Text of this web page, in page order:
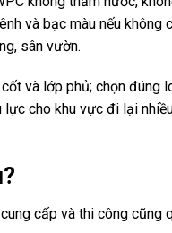
và bạc màu nếu không
sân vườn.
và lớp phủ; chọn đúng
cho khu vực đi lại
cấp và thi công cũng